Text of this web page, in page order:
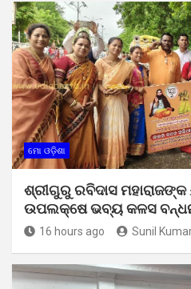
ମୋ ଓଡ଼ିଶା
ଶ୍ରୀଗୁରୁ ରବିଦାସ
ଉପଲକ୍ଷେ ଭବ୍ୟ କଳସ
16 hours ago Sunil